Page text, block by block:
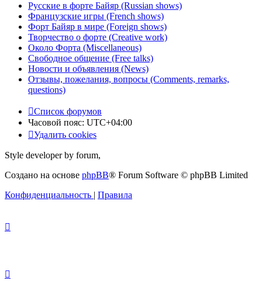
Русские в форте Байяр (Russian shows)
Французские игры (French shows)
Форт Байяр в мире (Foreign shows)
Творчество о форте (Creative work)
Около Форта (Miscellaneous)
Свободное общение (Free talks)
Новости и объявления (News)
Отзывы, пожелания, вопросы (Comments, remarks,
questions)
Список форумов
Часовой пояс: UTC+04:00
Удалить cookies
Style developer by forum,
Создано на основе phpBB® Forum Software © phpBB Limited
Конфиденциальность | Правила